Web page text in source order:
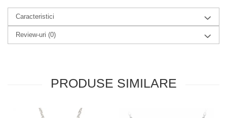
Caracteristici
Review-uri (0)
PRODUSE SIMILARE